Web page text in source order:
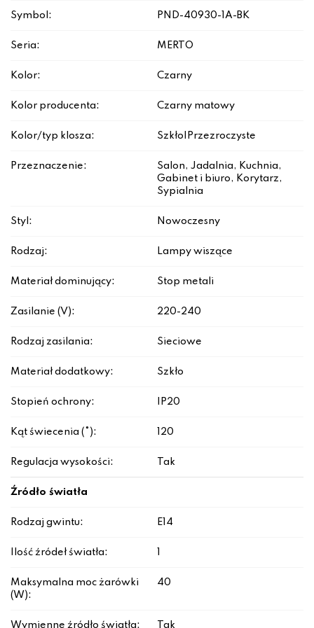
Symbol: PND-40930-1A-BK
Seria: MERTO
Kolor: Czarny
Kolor producenta: Czarny matowy
Kolor/typ klosza: Szkło|Przezroczyste
Przeznaczenie:
Salon, Jadalnia, Kuchnia,
Gabinet i biuro, Korytarz,
Sypialnia
Styl: Nowoczesny
Rodzaj: Lampy wiszące
Materiał dominujący: Stop metali
Zasilanie (V): 220-240
Rodzaj zasilania: Sieciowe
Materiał dodatkowy: Szkło
Stopień ochrony: IP20
Kąt świecenia (°): 120
Regulacja wysokości: Tak
Źródło światła
Rodzaj gwintu: E14
Ilość źródeł światła:
Maksymalna moc żarówki
(W):
40
Wymienne źródło światła: Tak